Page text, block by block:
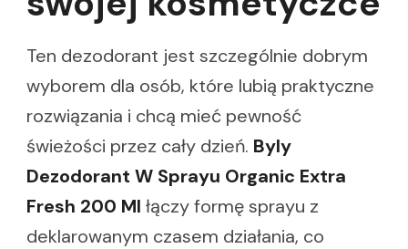
Ten dezodorant jest szczególnie dobrym
wyborem dla osób, które lubią praktyczne
rozwiązania i chcą mieć pewność
świeżości przez cały dzień. Byly
Dezodorant W Sprayu Organic Extra
Fresh 200 Ml łączy formę sprayu z
deklarowanym czasem działania, co